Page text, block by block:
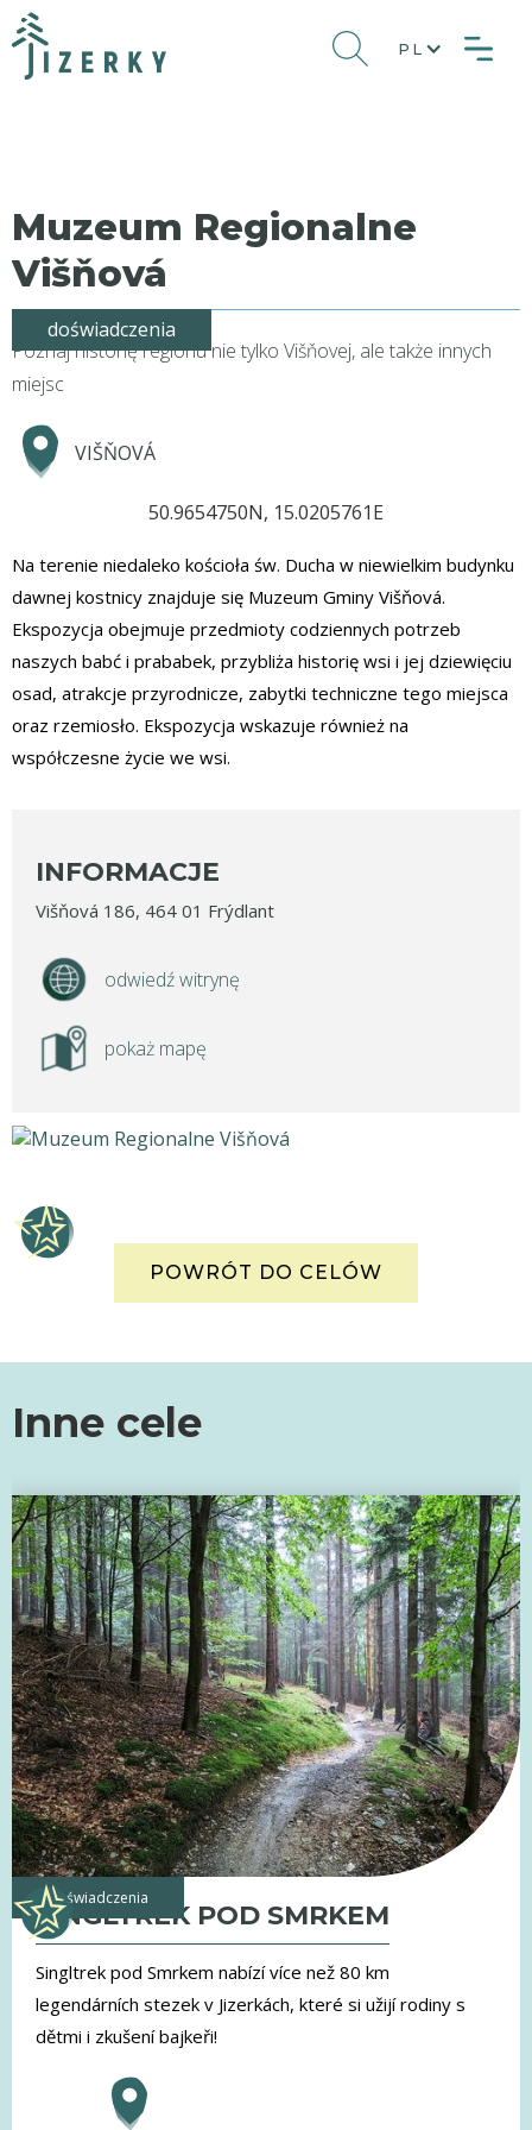
PL
Muzeum Regionalne
Višňová
doświadczenia
Poznaj historię regionu nie tylko Višňovej, ale także innych
miejsc
VIŠŇOVÁ
50.9654750N, 15.0205761E
Na terenie niedaleko kościoła św. Ducha w niewielkim budynku
dawnej kostnicy znajduje się Muzeum Gminy Višňová.
Ekspozycja obejmuje przedmioty codziennych potrzeb
naszych babć i prababek, przybliża historię wsi i jej dziewięciu
osad, atrakcje przyrodnicze, zabytki techniczne tego miejsca
oraz rzemiosło. Ekspozycja wskazuje również na
współczesne życie we wsi.
INFORMACJE
Višňová 186, 464 01 Frýdlant
odwiedź witrynę
pokaż mapę
POWRÓT DO CELÓW
Inne cele
doświadczenia
SINGLTREK POD SMRKEM
Singltrek pod Smrkem nabízí více než 80 km
legendárních stezek v Jizerkách, které si užijí rodiny s
dětmi i zkušení bajkeři!